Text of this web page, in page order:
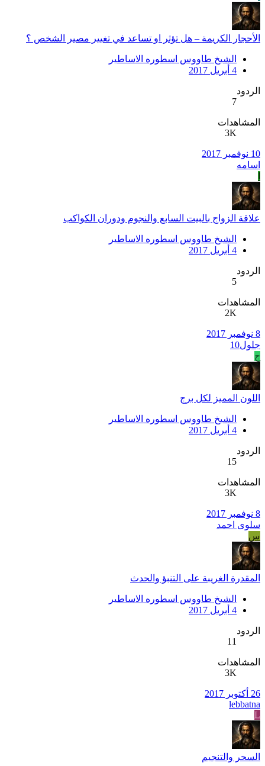
الأحجار الكريمة – هل تؤثر او تساعد في تغيير مصير الشخص ؟
الشيخ طاووس اسطوره الاساطير
4 أبريل 2017
الردود
7
المشاهدات
3K
10 نوفمبر 2017
اسامه
علاقة الزواج بالبيت السابع والنجوم ودوران الكواكب
الشيخ طاووس اسطوره الاساطير
4 أبريل 2017
الردود
5
المشاهدات
2K
8 نوفمبر 2017
جلول10
ج
اللون المميز لكل برج
الشيخ طاووس اسطوره الاساطير
4 أبريل 2017
الردود
15
المشاهدات
3K
8 نوفمبر 2017
سلوى احمد
س
المقدرة الغريبة على التنبؤ والحدث
الشيخ طاووس اسطوره الاساطير
4 أبريل 2017
الردود
11
المشاهدات
3K
26 أكتوبر 2017
lebbatna
L
السحر والتنجيم